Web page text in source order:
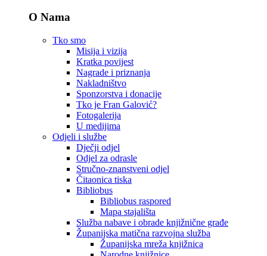
O Nama
Tko smo
Misija i vizija
Kratka povijest
Nagrade i priznanja
Nakladništvo
Sponzorstva i donacije
Tko je Fran Galović?
Fotogalerija
U medijima
Odjeli i službe
Dječji odjel
Odjel za odrasle
Stručno-znanstveni odjel
Čitaonica tiska
Bibliobus
Bibliobus raspored
Mapa stajališta
Služba nabave i obrade knjižnične građe
Županijska matična razvojna služba
Županijska mreža knjižnica